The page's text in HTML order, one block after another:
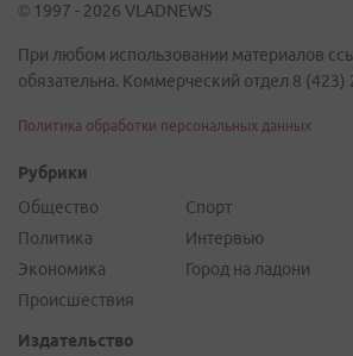
© 1997 - 2026 VLADNEWS
При любом использовании материалов
обязательна. Коммерческий отдел 8 (423)
Политика обработки персональных данных
Рубрики
Общество
Политика
Экономика
Происшествия
Спорт
Интервью
Город на ладони
Издательство